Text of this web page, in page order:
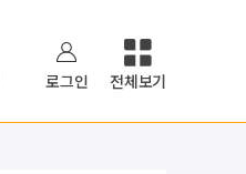
로그인 전체보기